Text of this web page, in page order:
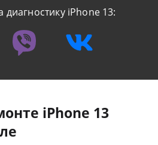
iPhone 13:
iPhone 13